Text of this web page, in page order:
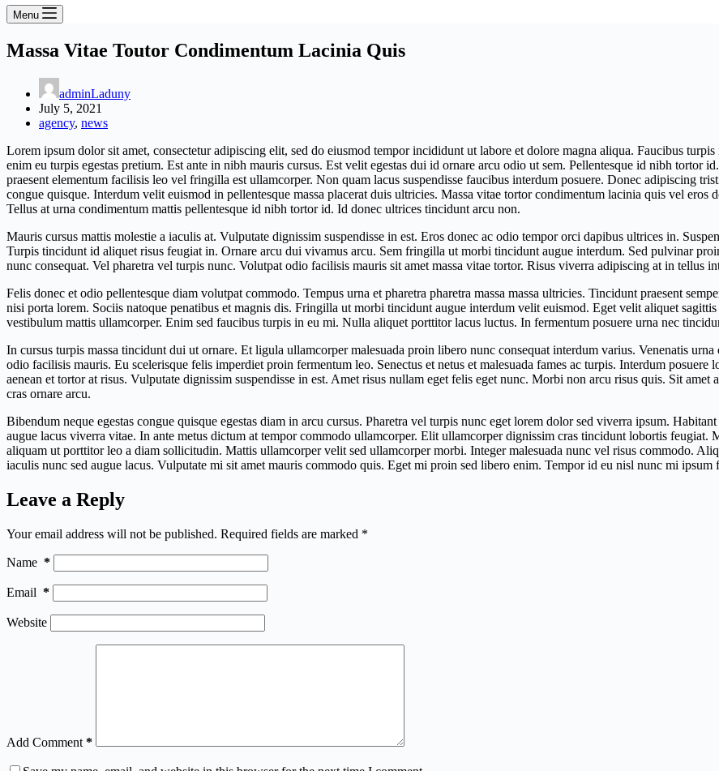
Menu
Massa Vitae Toutor Condimentum Lacinia Quis
adminLaduny
July 5, 2021
agency, news
Lorem ipsum dolor sit amet, consectetur adipiscing elit, sed do eiusmod tempor incididunt ut labore et dolore magna aliqua. Faucibus
enim eu turpis egestas pretium. Est ante in nibh mauris cursus. Est velit egestas dui id ornare arcu odio ut sem. Pellentesque id nibh tortor
praesent elementum facilisis leo vel fringilla est ullamcorper. Non quam lacus suspendisse faucibus interdum posuere. Donec adipiscing
congue quisque. Interdum velit euismod in pellentesque massa placerat duis ultricies. Massa vitae tortor condimentum lacinia quis vel
Tellus at urna condimentum mattis pellentesque id nibh tortor id. Id donec ultrices tincidunt arcu non.
Mauris cursus mattis molestie a iaculis at. Vulputate dignissim suspendisse in est. Eros donec ac odio tempor orci dapibus ultrices in.
Turpis tincidunt id aliquet risus feugiat in. Ornare arcu dui vivamus arcu. Sem fringilla ut morbi tincidunt augue interdum. Sed pulvinar
nunc consequat. Vel pharetra vel turpis nunc. Volutpat odio facilisis mauris sit amet massa vitae tortor. Risus viverra adipiscing at in tellus
Felis donec et odio pellentesque diam volutpat commodo. Tempus urna et pharetra pharetra massa massa ultricies. Tincidunt praesent
nisi porta lorem. Sociis natoque penatibus et magnis dis. Fringilla ut morbi tincidunt augue interdum velit euismod. Eget velit aliquet
vestibulum mattis ullamcorper. Enim sed faucibus turpis in eu mi. Nulla aliquet porttitor lacus luctus. In fermentum posuere urna nec
In cursus turpis massa tincidunt dui ut ornare. Et ligula ullamcorper malesuada proin libero nunc consequat interdum varius. Venenatis
odio facilisis mauris. Eu scelerisque felis imperdiet proin fermentum leo. Senectus et netus et malesuada fames ac turpis. Interdum
aenean et tortor at risus. Vulputate dignissim suspendisse in est. Amet risus nullam eget felis eget nunc. Morbi non arcu risus quis. Sit
cras ornare arcu.
Bibendum neque egestas congue quisque egestas diam in arcu cursus. Pharetra vel turpis nunc eget lorem dolor sed viverra ipsum.
augue lacus viverra vitae. In ante metus dictum at tempor commodo ullamcorper. Elit ullamcorper dignissim cras tincidunt lobortis
aliquam ut porttitor leo a diam sollicitudin. Mattis ullamcorper velit sed ullamcorper morbi. Integer malesuada nunc vel risus commodo.
iaculis nunc sed augue lacus. Vulputate mi sit amet mauris commodo quis. Eget mi proin sed libero enim. Tempor id eu nisl nunc mi ipsum
Leave a Reply
Your email address will not be published. Required fields are marked *
Name *
Email *
Website
Add Comment *